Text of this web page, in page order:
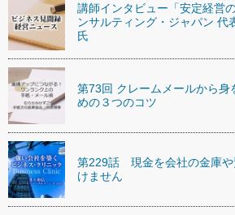
講師インタビュー「安定経営
ンサルティング・ジャパン 代
氏
第73回 クレームメールから身
めの３つのコツ
第229話 現金を会社の金庫や
けません